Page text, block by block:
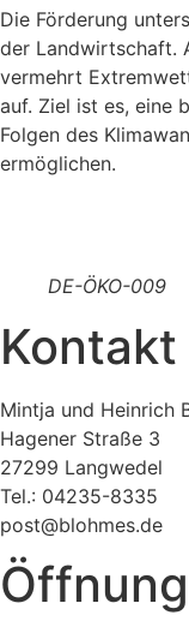
Die Förderung
der Landwirtschaft.
vermehrt
auf. Ziel ist es, eine
Folgen des
ermöglichen.
DE-ÖKO-009
Kontakt
Mintja und Heinrich
Hagener Straße 3
27299 Langwedel
Tel.: 04235-8335
post@blohmes.de